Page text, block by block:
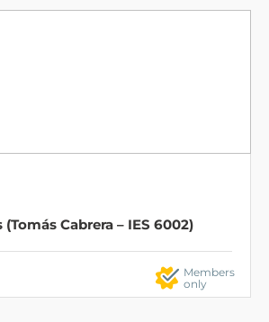
Cabrera – IES 6002)
Members
only